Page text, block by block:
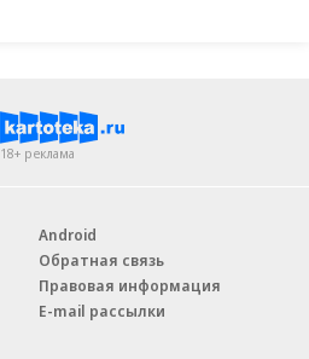
18+ реклама
Android
Обратная связь
Правовая информация
E-mail рассылки